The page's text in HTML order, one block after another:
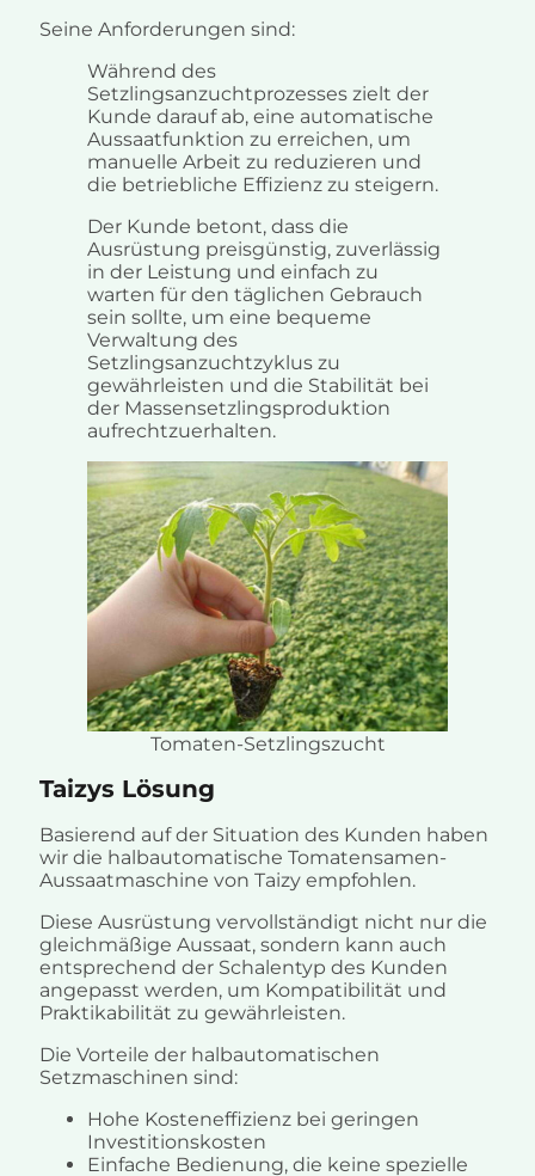
Seine Anforderungen sind:
Während des
Setzlingsanzuchtprozesses zielt der
Kunde darauf ab, eine automatische
Aussaatfunktion zu erreichen, um
manuelle Arbeit zu reduzieren und
die betriebliche Effizienz zu steigern.
Der Kunde betont, dass die
Ausrüstung preisgünstig, zuverlässig
in der Leistung und einfach zu
warten für den täglichen Gebrauch
sein sollte, um eine bequeme
Verwaltung des
Setzlingsanzuchtzyklus zu
gewährleisten und die Stabilität bei
der Massensetzlingsproduktion
aufrechtzuerhalten.
Tomaten-Setzlingszucht
Taizys Lösung
Basierend auf der Situation des Kunden haben
wir die halbautomatische Tomatensamen-
Aussaatmaschine von Taizy empfohlen.
Diese Ausrüstung vervollständigt nicht nur die
gleichmäßige Aussaat, sondern kann auch
entsprechend der Schalentyp des Kunden
angepasst werden, um Kompatibilität und
Praktikabilität zu gewährleisten.
Die Vorteile der halbautomatischen
Setzmaschinen sind:
Hohe Kosteneffizienz bei geringen
Investitionskosten
Einfache Bedienung, die keine spezielle